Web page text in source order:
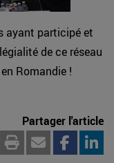
ayant participé et
de ce réseau
Romandie !
Partager l'article